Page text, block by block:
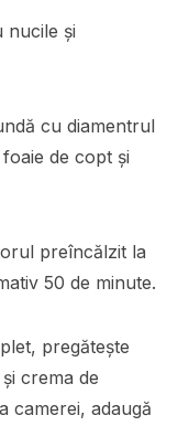
nucile și
cu diamentrul
de copt și
preîncălzit la
50 de minute.
pregătește
crema de
camerei, adaugă